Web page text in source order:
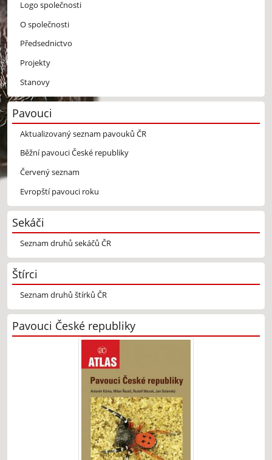
Logo společnosti
O společnosti
Předsednictvo
Projekty
Stanovy
Pavouci
Aktualizovaný seznam pavouků ČR
Běžní pavouci České republiky
Červený seznam
Evropští pavouci roku
Sekáči
Seznam druhů sekáčů ČR
Štírci
Seznam druhů štírků ČR
Pavouci České republiky